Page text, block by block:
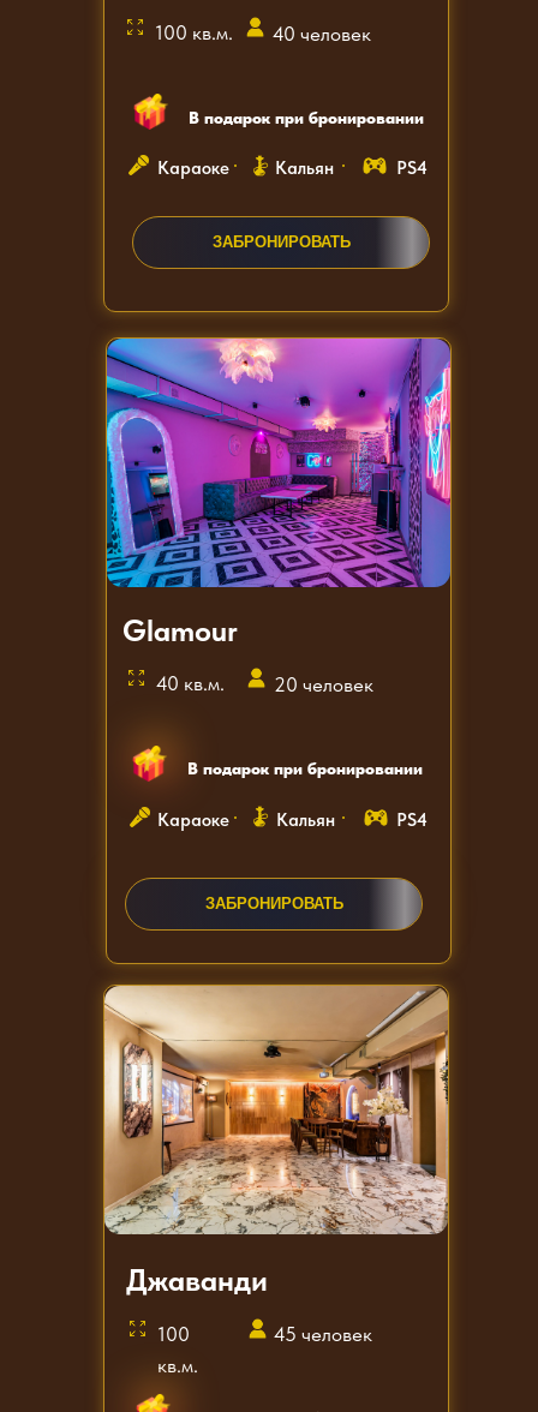
ЗАКАЗАТЬ ЗВОНОК
Glamour
Джаванди
40 кв.м. 20 человек
Караоке Кальян PS4
В подарок при бронировании
100
кв.м.
45 человек
100 кв.м. 40 человек
Караоке Кальян PS4
В подарок при бронировании
ЗАБРОНИРОВАТЬ
ЗАБРОНИРОВАТЬ